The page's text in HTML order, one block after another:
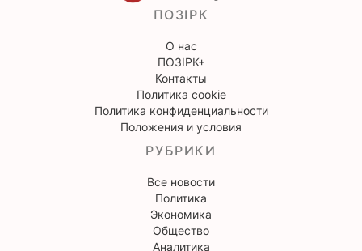
ПОЗІРК
О нас
ПОЗІРК+
Контакты
Политика cookie
Политика конфиденциальности
Положения и условия
РУБРИКИ
Все новости
Политика
Экономика
Общество
Аналитика